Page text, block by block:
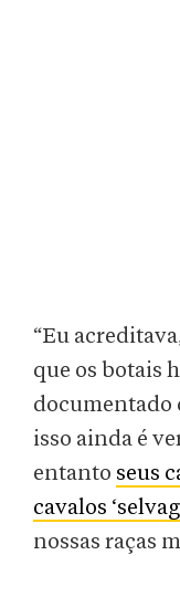
“Eu
que os botais
documentado
isso ainda é
entanto seus
cavalos
nossas raças